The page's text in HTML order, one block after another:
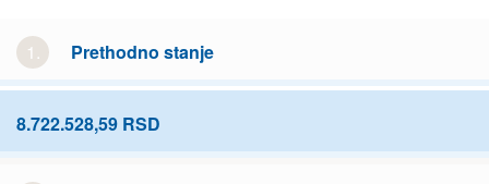
1. Prethodno stanje
8.722.528,59 RSD